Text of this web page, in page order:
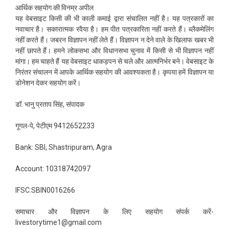
आर्थिक सहयोग की विनम्र अपील
यह वेबसाइट किसी की भी काली कमाई द्वारा संचालित नहीं है। यह पत्रकारों का
नवाचार है। सकारात्मक रवैया है। हम पीत पत्रकारिता नहीं करते हैं। ब्लैकमेलिंग
नहीं करते हैं। जबरन विज्ञापन नहीं लेते हैं। विज्ञापन न देने वाले के खिलाफ खबर भी
नहीं छापते हैं। हमने लोकसभा और विधानसभा चुनाव में किसी से भी विज्ञापन नहीं
मांगा। हम चाहते हैं यह वेबसाइट धाकड़पन से चले और आत्मनिर्भर बने। वेबसाइट के
निरंतर संचालन में आपके आर्थिक सहयोग की आवश्यकता है। कृपया हमें विज्ञापन या
डोनेशन देकर सहयोग करें।
डॉ. भानु प्रताप सिंह, संपादक
गूगल-पे, पेटीएम 9412652233
Bank: SBI, Shastripuram, Agra
Account: 10318742097
IFSC:SBIN0016266
समाचार और विज्ञापन के लिए सहयोग संपर्क करें-
livestorytime1@gmail.com